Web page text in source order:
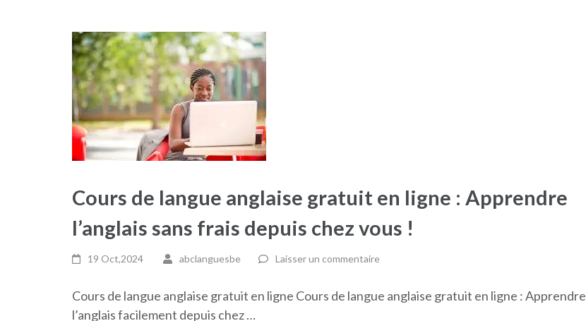
Cours de langue anglaise gratuit en ligne : Apprendre
l’anglais sans frais depuis chez vous !
19 Oct,2024 abclanguesbe Laisser un commentaire
Cours de langue anglaise gratuit en ligne Cours de langue anglaise gratuit en ligne : Apprendre
l’anglais facilement depuis chez …